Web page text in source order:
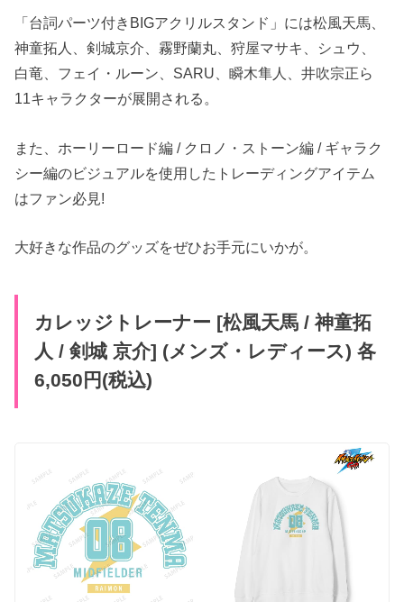
「台詞パーツ付きBIGアクリルスタンド」には松風天馬、
神童拓人、剣城京介、霧野蘭丸、狩屋マサキ、シュウ、
白竜、フェイ・ルーン、SARU、瞬木隼人、井吹宗正ら
11キャラクターが展開される。
また、ホーリーロード編 / クロノ・ストーン編 / ギャラク
シー編のビジュアルを使用したトレーディングアイテム
はファン必見!
大好きな作品のグッズをぜひお手元にいかが。
カレッジトレーナー [松風天馬 / 神童拓
人 / 剣城 京介] (メンズ・レディース) 各
6,050円(税込)